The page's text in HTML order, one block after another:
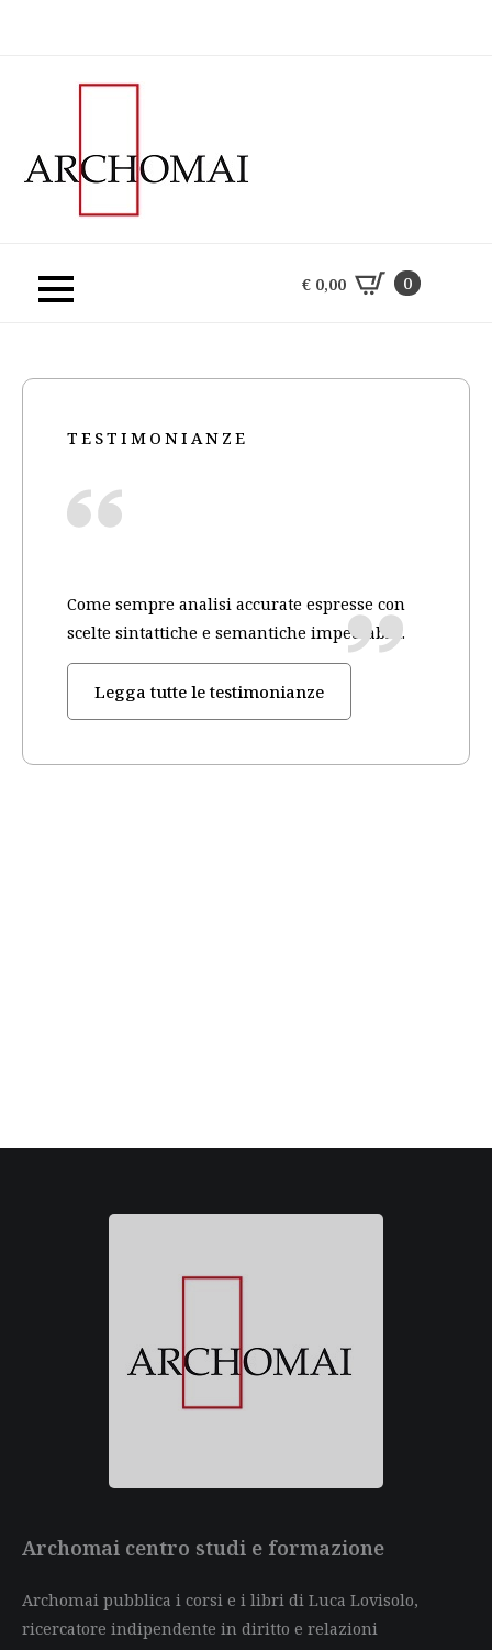
€ 0,00 0
TESTIMONIANZE
Come sempre analisi accurate espresse con
scelte sintattiche e semantiche impeccabili.
Legga tutte le testimonianze
Archomai centro studi e formazione
Archomai pubblica i corsi e i libri di Luca Lovisolo,
ricercatore indipendente in diritto e relazioni